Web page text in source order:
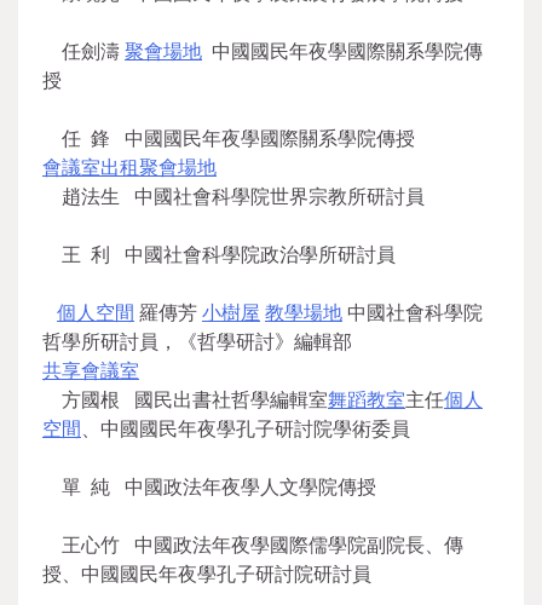
任劍濤 聚會場地 中國國民年夜學國際關系學院傳
授
任 鋒 中國國民年夜學國際關系學院傳授
會議室出租聚會場地
趙法生 中國社會科學院世界宗教所研討員
王 利 中國社會科學院政治學所研討員
個人空間 羅傳芳小樹屋教學場地 中國社會科學院
哲學所研討員，《哲學研討》編輯部
共享會議室
方國根 國民出書社哲學編輯室舞蹈教室主任個人
空間、中國國民年夜學孔子研討院學術委員
單 純 中國政法年夜學人文學院傳授
王心竹 中國政法年夜學國際儒學院副院長、傳
授、中國國民年夜學孔子研討院研討員